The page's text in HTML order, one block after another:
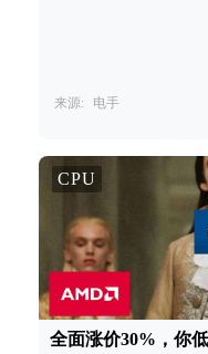
来源: 电手
CPU
全面涨价30%，你